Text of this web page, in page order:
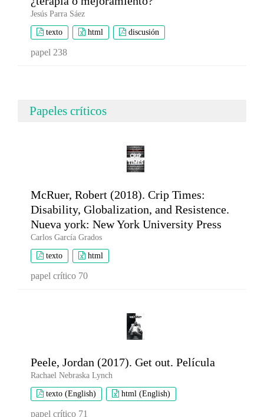
Jesús Parra Sáez
texto html discusión
papel 238
Papeles críticos
McRuer, Robert (2018). Crip Times:
Disability, Globalization, and Resistence.
Nueva york: New York University Press
Carlos García Grados
texto html
papel crítico 70
Peele, Jordan (2017). Get out. Película
Rachael Nebraska Lynch
texto (English) html (English)
papel crítico 71